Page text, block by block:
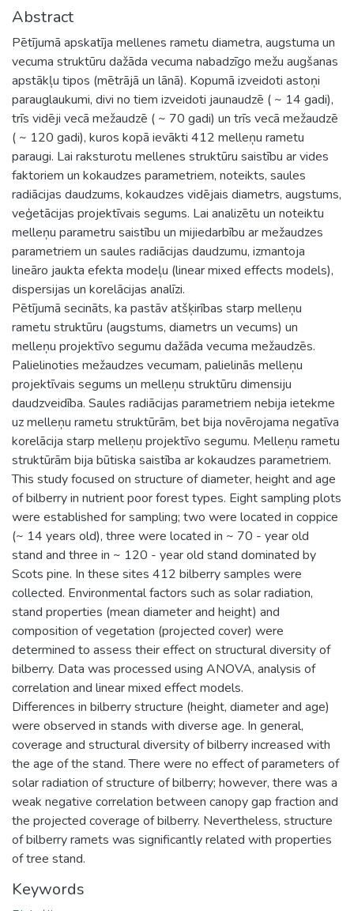
Abstract
Pētījumā apskatīja mellenes rametu diametra, augstuma un
vecuma struktūru dažāda vecuma nabadzīgo mežu augšanas
apstākļu tipos (mētrājā un lānā). Kopumā izveidoti astoņi
parauglaukumi, divi no tiem izveidoti jaunaudzē ( ~ 14 gadi),
trīs vidēji vecā mežaudzē ( ~ 70 gadi) un trīs vecā mežaudzē
( ~ 120 gadi), kuros kopā ievākti 412 melleņu rametu
paraugi. Lai raksturotu mellenes struktūru saistību ar vides
faktoriem un kokaudzes parametriem, noteikts, saules
radiācijas daudzums, kokaudzes vidējais diametrs, augstums,
veģetācijas projektīvais segums. Lai analizētu un noteiktu
melleņu parametru saistību un mijiedarbību ar mežaudzes
parametriem un saules radiācijas daudzumu, izmantoja
lineāro jaukta efekta modeļu (linear mixed effects models),
dispersijas un korelācijas analīzi.
Pētījumā secināts, ka pastāv atšķirības starp melleņu
rametu struktūru (augstums, diametrs un vecums) un
melleņu projektīvo segumu dažāda vecuma mežaudzēs.
Palielinoties mežaudzes vecumam, palielinās melleņu
projektīvais segums un melleņu struktūru dimensiju
daudzveidība. Saules radiācijas parametriem nebija ietekme
uz melleņu rametu struktūrām, bet bija novērojama negatīva
korelācija starp melleņu projektīvo segumu. Melleņu rametu
struktūrām bija būtiska saistība ar kokaudzes parametriem.
This study focused on structure of diameter, height and age
of bilberry in nutrient poor forest types. Eight sampling plots
were established for sampling; two were located in coppice
(~ 14 years old), three were located in ~ 70 - year old
stand and three in ~ 120 - year old stand dominated by
Scots pine. In these sites 412 bilberry samples were
collected. Environmental factors such as solar radiation,
stand properties (mean diameter and height) and
composition of vegetation (projected cover) were
determined to assess their effect on structural diversity of
bilberry. Data was processed using ANOVA, analysis of
correlation and linear mixed effect models.
Differences in bilberry structure (height, diameter and age)
were observed in stands with diverse age. In general,
coverage and structural diversity of bilberry increased with
the age of the stand. There were no effect of parameters of
solar radiation of structure of bilberry; however, there was a
weak negative correlation between canopy gap fraction and
the projected coverage of bilberry. Nevertheless, structure
of bilberry ramets was significantly related with properties
of tree stand.
Keywords